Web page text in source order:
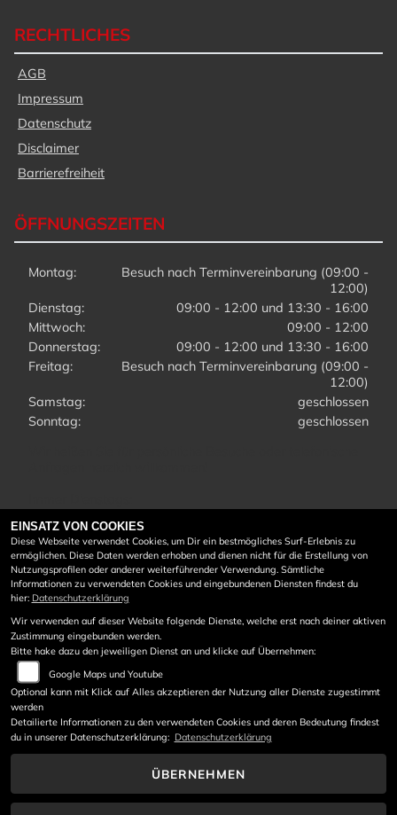
RECHTLICHES
AGB
Impressum
Datenschutz
Disclaimer
Barrierefreiheit
ÖFFNUNGSZEITEN
Montag:
Besuch nach Terminvereinbarung (09:00 -
12:00)
Dienstag:
09:00 - 12:00 und 13:30 - 16:00
Mittwoch:
09:00 - 12:00
Donnerstag:
09:00 - 12:00 und 13:30 - 16:00
Freitag:
Besuch nach Terminvereinbarung (09:00 -
12:00)
Samstag:
geschlossen
Sonntag:
geschlossen
13:30 - 16:00 Uhr
Mittwochs
9:00-12:00 Uhr
9:00 - 12:00 Uhr
13:30 - 16:00 Uhr
Persönliche Termine nach Ihren Wünschen können
natürlich vereinbart werden.
EINSATZ VON COOKIES
Diese Webseite verwendet Cookies, um Dir ein bestmögliches Surf-Erlebnis zu
ermöglichen. Diese Daten werden erhoben und dienen nicht für die Erstellung von
Nutzungsprofilen oder anderer weiterführender Verwendung. Sämtliche
Informationen zu verwendeten Cookies und eingebundenen Diensten findest du
hier: Datenschutzerklärung
Wir verwenden auf dieser Website folgende Dienste, welche erst nach deiner aktiven
Zustimmung eingebunden werden.
Bitte hake dazu den jeweiligen Dienst an und klicke auf Übernehmen:
Google Maps und Youtube
Optional kann mit Klick auf Alles akzeptieren der Nutzung aller Dienste zugestimmt
werden
Detailierte Informationen zu den verwendeten Cookies und deren Bedeutung findest
du in unserer Datenschutzerklärung: Datenschutzerklärung
ÜBERNEHMEN